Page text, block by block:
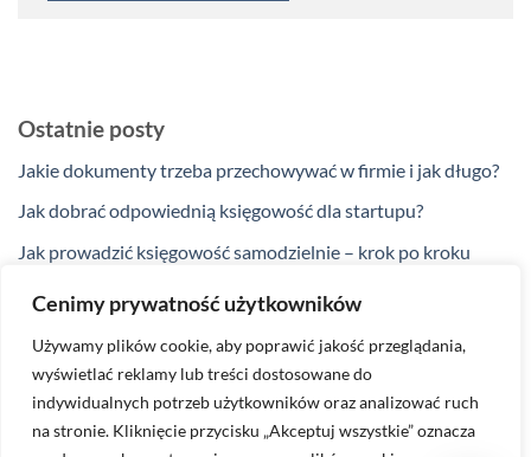
Cenimy prywatność użytkowników
Używamy plików cookie, aby poprawić jakość przeglądania,
wyświetlać reklamy lub treści dostosowane do
indywidualnych potrzeb użytkowników oraz analizować ruch
na stronie. Kliknięcie przycisku „Akceptuj wszystkie” oznacza
Ostatnie posty
Jakie dokumenty trzeba przechowywać w firmie i jak długo?
Jak dobrać odpowiednią księgowość dla startupu?
Jak prowadzić księgowość samodzielnie – krok po kroku
Jakie ulgi podatkowe przysługują przedsiębiorcom w 2025
Kiedy zakup na firmę nie jest kosztem podatkowym?